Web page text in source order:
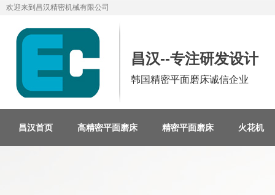
欢迎来到昌汉精密机械有限公司
昌汉--专注研发设计
韩国精密平面磨床诚信企业
昌汉首页 高精密平面磨床 精密平面磨床 火花机